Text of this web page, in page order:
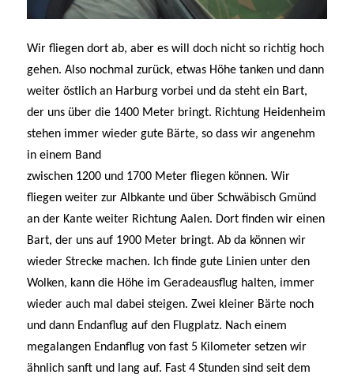
Wir fliegen dort ab, aber es will doch nicht so richtig hoch
gehen. Also nochmal zurück, etwas Höhe tanken und dann
weiter östlich an Harburg vorbei und da steht ein Bart,
der uns über die 1400 Meter bringt. Richtung Heidenheim
stehen immer wieder gute Bärte, so dass wir angenehm
in einem Band
zwischen 1200 und 1700 Meter fliegen können. Wir
fliegen weiter zur Albkante und über Schwäbisch Gmünd
an der Kante weiter Richtung Aalen. Dort finden wir einen
Bart, der uns auf 1900 Meter bringt. Ab da können wir
wieder Strecke machen. Ich finde gute Linien unter den
Wolken, kann die Höhe im Geradeausflug halten, immer
wieder auch mal dabei steigen. Zwei kleiner Bärte noch
und dann Endanflug auf den Flugplatz. Nach einem
megalangen Endanflug von fast 5 Kilometer setzen wir
ähnlich sanft und lang auf. Fast 4 Stunden sind seit dem